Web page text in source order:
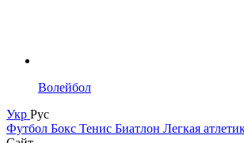
Волейбол
Укр Рус
Футбол Бокс Тенис Биатлон Легкая